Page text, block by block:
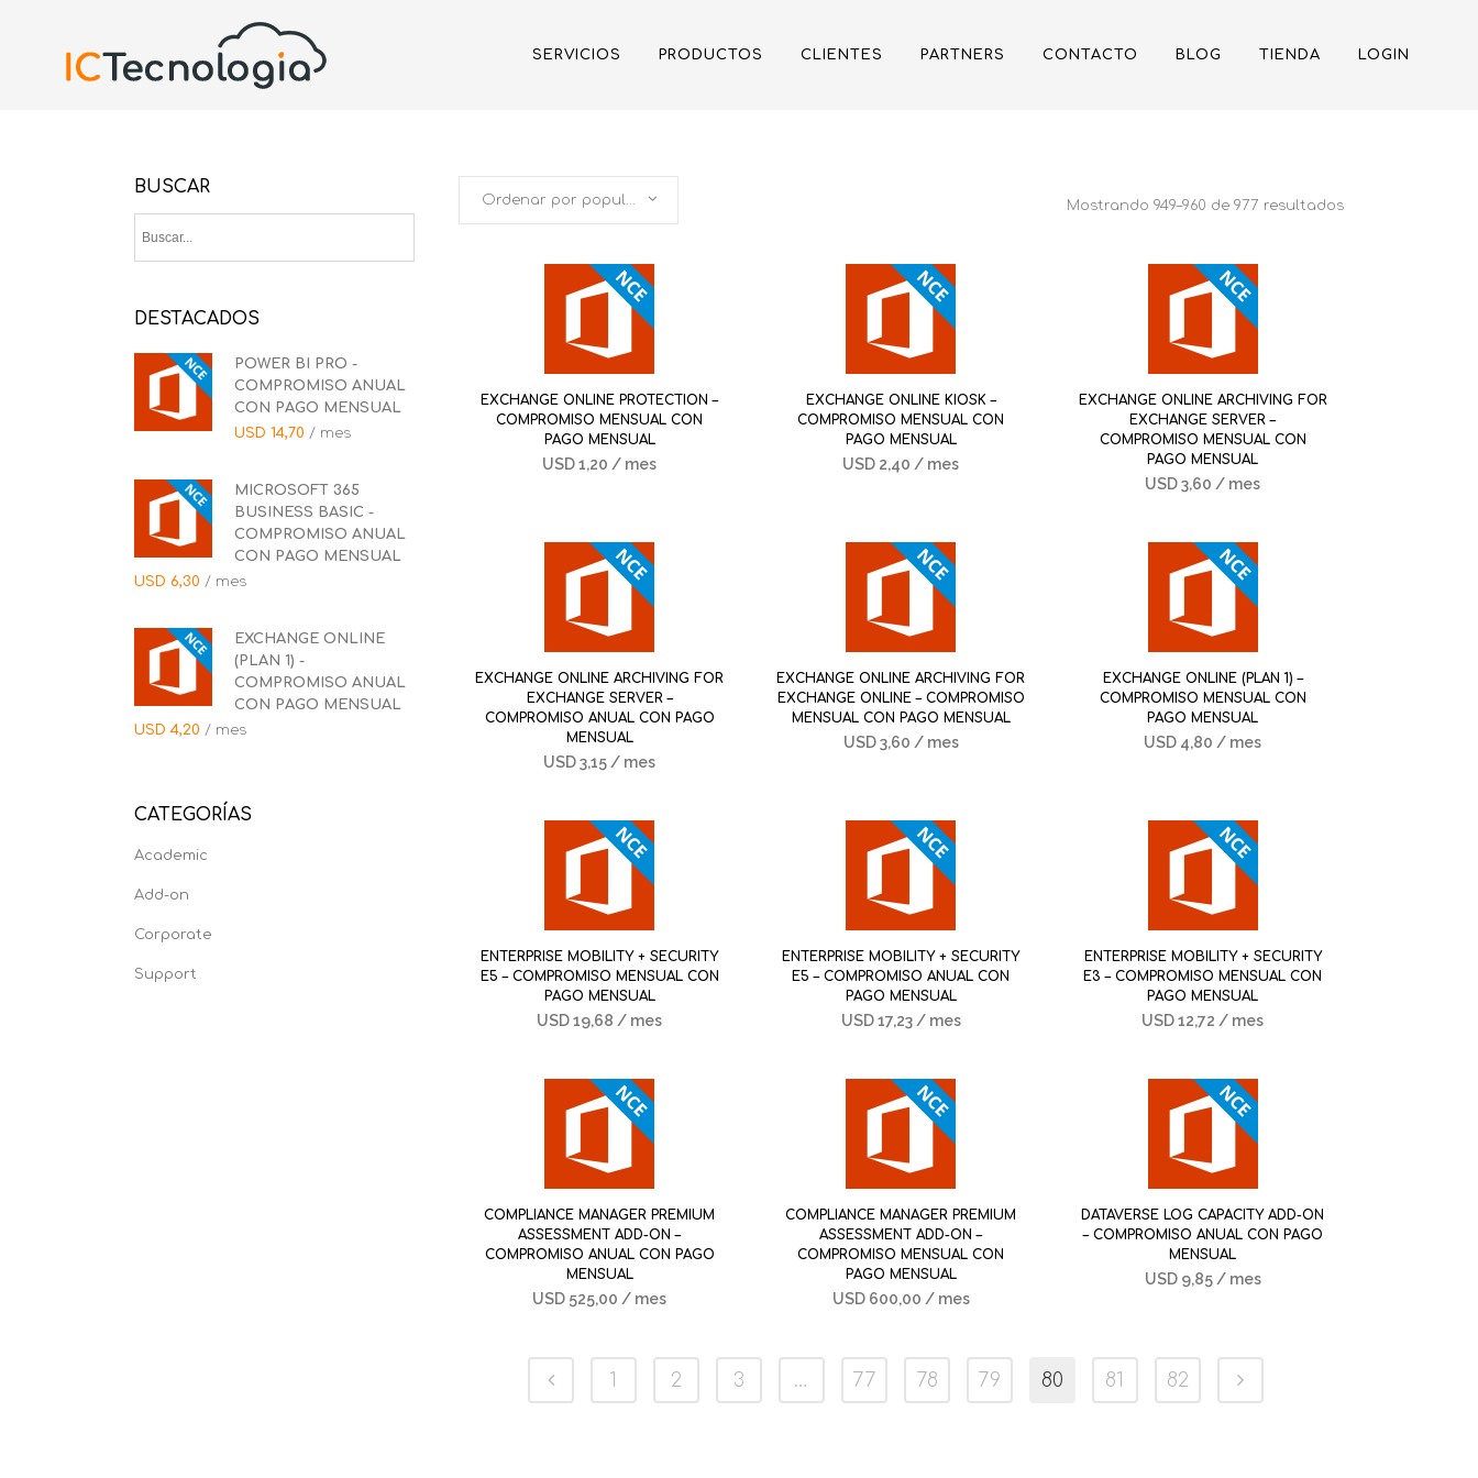
SERVICIOS PRODUCTOS CLIENTES PARTNERS CONTACTO BLOG TIENDA LOGIN
BUSCAR
DESTACADOS
POWER BI PRO -
COMPROMISO ANUAL
CON PAGO MENSUAL
USD 14,70 / mes
MICROSOFT 365
BUSINESS BASIC -
COMPROMISO ANUAL
CON PAGO MENSUAL
USD 6,30 / mes
EXCHANGE ONLINE
(PLAN 1) -
COMPROMISO ANUAL
CON PAGO MENSUAL
USD4,20 / mes
CATEGORÍAS
Academic
Add-on
Corporate
Support
Mostrando 949–960 de 977 resultados
Ordenar por popularidad
EXCHANGE ONLINE PROTECTION –
COMPROMISO MENSUAL CON
PAGO MENSUAL
USD1,20 / mes
EXCHANGE ONLINE KIOSK –
COMPROMISO MENSUAL CON
PAGO MENSUAL
USD 2,40 / mes
EXCHANGE ONLINE ARCHIVING FOR
EXCHANGE SERVER –
COMPROMISO MENSUAL CON
PAGO MENSUAL
USD3,60 / mes
EXCHANGE ONLINE ARCHIVING FOR
EXCHANGE SERVER –
COMPROMISO ANUAL CON PAGO
MENSUAL
USD3,15 / mes
EXCHANGE ONLINE ARCHIVING FOR
EXCHANGE ONLINE – COMPROMISO
MENSUAL CON PAGO MENSUAL
USD3,60 / mes
EXCHANGE ONLINE (PLAN 1) –
COMPROMISO MENSUAL CON
PAGO MENSUAL
USD 4,80 / mes
ENTERPRISE MOBILITY + SECURITY
E5 – COMPROMISO MENSUAL CON
PAGO MENSUAL
USD19,68 / mes
ENTERPRISE MOBILITY + SECURITY
E5 – COMPROMISO ANUAL CON
PAGO MENSUAL
USD17,23 / mes
ENTERPRISE MOBILITY + SECURITY
E3 – COMPROMISO MENSUAL CON
PAGO MENSUAL
USD12,72 / mes
COMPLIANCE MANAGER PREMIUM
ASSESSMENT ADD-ON –
COMPROMISO ANUAL CON PAGO
MENSUAL
USD 525,00 / mes
COMPLIANCE MANAGER PREMIUM
ASSESSMENT ADD-ON –
COMPROMISO MENSUAL CON
PAGO MENSUAL
USD 600,00 / mes
DATAVERSE LOG CAPACITY ADD-ON
– COMPROMISO ANUAL CON PAGO
MENSUAL
USD 9,85 / mes
1 2 3 … 77 78 79 80 81 82